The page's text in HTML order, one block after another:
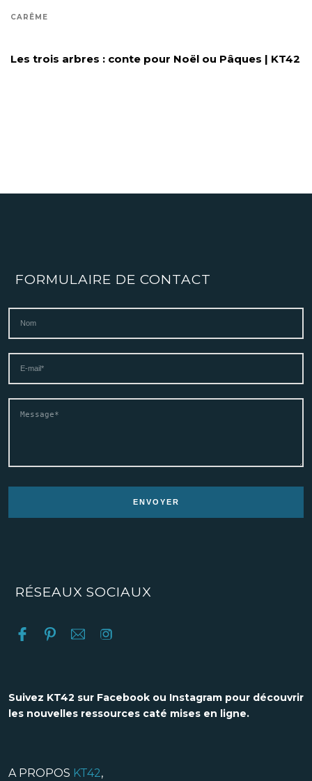
CARÊME
Les trois arbres : conte pour Noël ou Pâques | KT42
FORMULAIRE DE CONTACT
RÉSEAUX SOCIAUX
Suivez KT42 sur Facebook ou Instagram pour découvrir
les nouvelles ressources caté mises en ligne.
A PROPOS KT42,